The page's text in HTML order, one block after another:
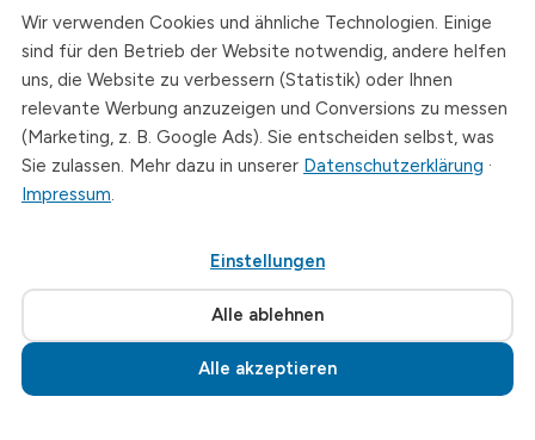
Jetzt anrufen · 03726 720560
Telefon
+49 (0)3726 - 720 560
E-Mail
info@drymat.de
Öffnungszeiten
Mo-Fr: 08:00 - 15:00 Uhr
© 2026 Drymat Systeme GmbH.Cookie-Einstellungen
Wir verwenden Cookies und ähnliche Technologien. Einige
sind für den Betrieb der Website notwendig, andere helfen
uns, die Website zu verbessern (Statistik) oder Ihnen
relevante Werbung anzuzeigen und Conversions zu messen
(Marketing, z. B. Google Ads). Sie entscheiden selbst, was
Sie zulassen. Mehr dazu in unserer Datenschutzerklärung ·
Impressum.
Einstellungen
Alle ablehnen
Alle akzeptieren